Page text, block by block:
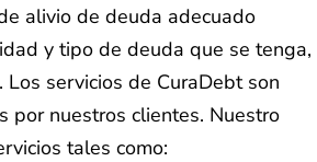
alivio de deuda adecuado
y tipo de deuda que se tenga,
servicios de CuraDebt son
por nuestros clientes. Nuestro
tales como: